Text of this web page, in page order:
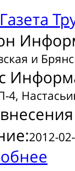
Газета
и
4,
2012-